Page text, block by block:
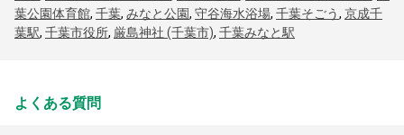
葉公園体育館, 千葉, みなと公園, 守谷海水浴場, 千葉そごう, 京成千
葉駅, 千葉市役所, 厳島神社 (千葉市), 千葉みなと駅
よくある質問